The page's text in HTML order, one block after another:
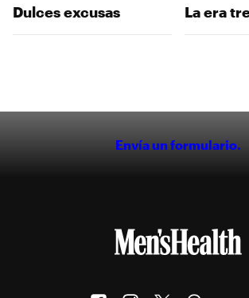
Dulces excusas La era
Envía un formulario.